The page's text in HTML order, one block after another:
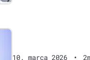
10. marca 2026 •